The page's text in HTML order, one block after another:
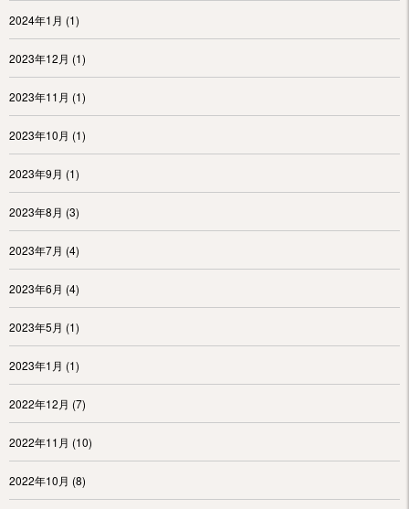
2024年1月 (1)
2023年12月 (1)
2023年11月 (1)
2023年10月 (1)
2023年9月 (1)
2023年8月 (3)
2023年7月 (4)
2023年6月 (4)
2023年5月 (1)
2023年1月 (1)
2022年12月 (7)
2022年11月 (10)
2022年10月 (8)